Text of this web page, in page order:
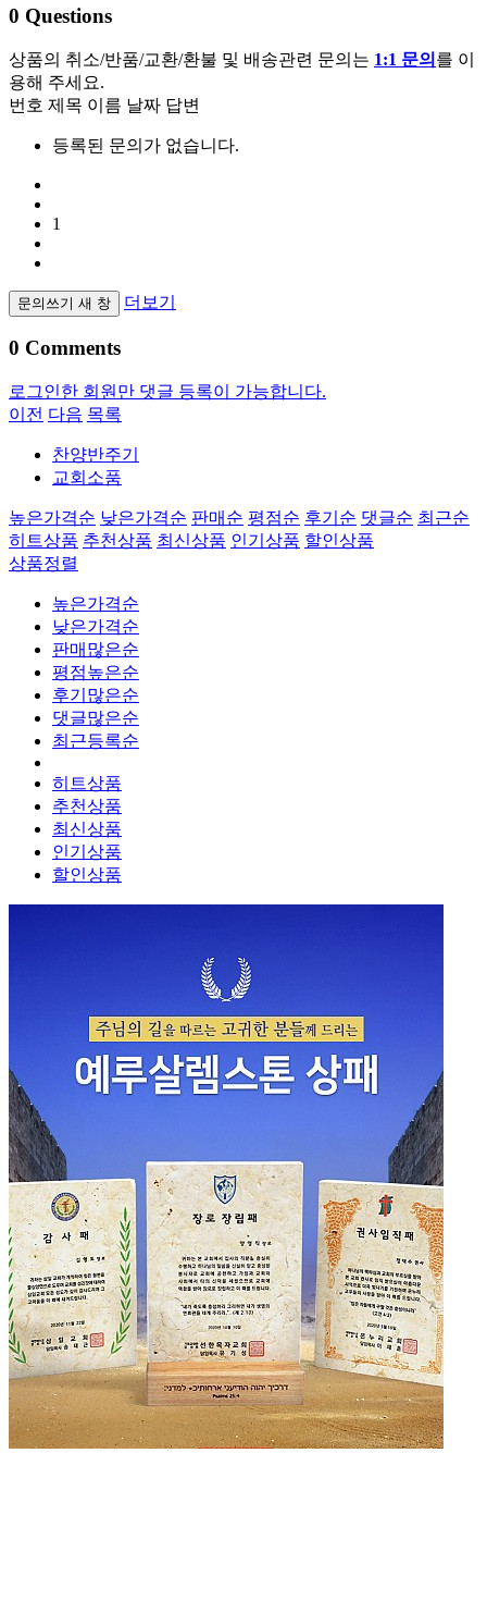
0 Questions
상품의 취소/반품/교환/환불 및 배송관련 문의는 1:1 문의 를 이
용해 주세요.
번호 제목 이름 날짜 답변
등록된 문의가 없습니다.
1
문의쓰기 새 창 더보기
0 Comments
로그인한 회원만 댓글 등록이 가능합니다.
이전 다음 목록
찬양반주기
교회소품
높은가격순 낮은가격순 판매순 평점순 후기순 댓글순 최근순
히트상품 추천상품 최신상품 인기상품 할인상품
상품정렬
높은가격순
낮은가격순
판매많은순
평점높은순
후기많은순
댓글많은순
최근등록순
히트상품
추천상품
최신상품
인기상품
할인상품